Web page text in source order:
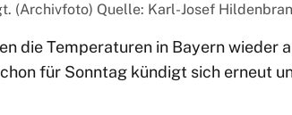
(Archivfoto) Quelle: Karl-Josef
die Temperaturen in Bayern wieder
für Sonntag kündigt sich erneut